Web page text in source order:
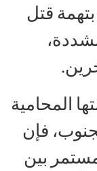
(26 عامًا)، بتهمة قتل
المحامية
فإن
بين